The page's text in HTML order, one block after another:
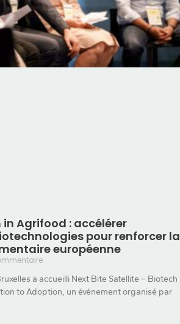
in Agrifood : accélérer
pour renforcer la
européenne
a accueilli Next Bite Satellite – Biotech
to Adoption, un événement organisé par